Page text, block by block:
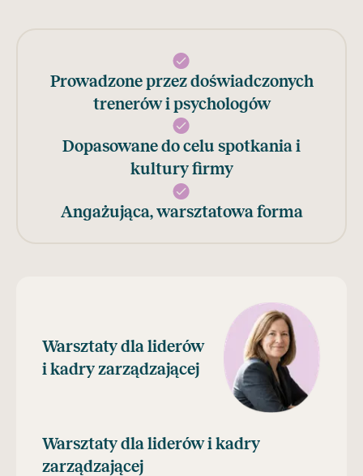
Prowadzone przez doświadczonych
trenerów i psychologów
Dopasowane do celu spotkania i
kultury firmy
Angażująca, warsztatowa forma
Warsztaty dla liderów
i kadry zarządzającej
Warsztaty dla liderów i kadry
zarządzającej